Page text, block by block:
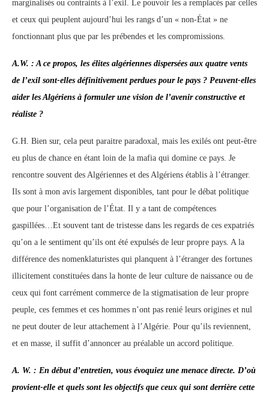
marginalisés ou contraints à l’exil. Le pouvoir les a remplacés par celles
et ceux qui peuplent aujourd’hui les rangs d’un « non-État » ne
fonctionnant plus que par les prébendes et les compromissions.
A.W. : A ce propos, les élites algériennes dispersées aux quatre vents
de l’exil sont-elles définitivement perdues pour le pays ? Peuvent-elles
aider les Algériens à formuler une vision de l’avenir constructive et
réaliste ?
G.H. Bien sur, cela peut paraitre paradoxal, mais les exilés ont peut-être
eu plus de chance en étant loin de la mafia qui domine ce pays. Je
rencontre souvent des Algériennes et des Algériens établis à l’étranger.
Ils sont à mon avis largement disponibles, tant pour le débat politique
que pour l’organisation de l’État. Il y a tant de compétences
gaspillées…Et souvent tant de tristesse dans les regards de ces expatriés
qu’on a le sentiment qu’ils ont été expulsés de leur propre pays. A la
différence des nomenklaturistes qui planquent à l’étranger des fortunes
illicitement constituées dans la honte de leur culture de naissance ou de
ceux qui font carrément commerce de la stigmatisation de leur propre
peuple, ces femmes et ces hommes n’ont pas renié leurs origines et nul
ne peut douter de leur attachement à l’Algérie. Pour qu’ils reviennent,
et en masse, il suffit d’annoncer au préalable un accord politique.
A. W. : En début d’entretien, vous évoquiez une menace directe. D’où
provient-elle et quels sont les objectifs que ceux qui sont derrière cette